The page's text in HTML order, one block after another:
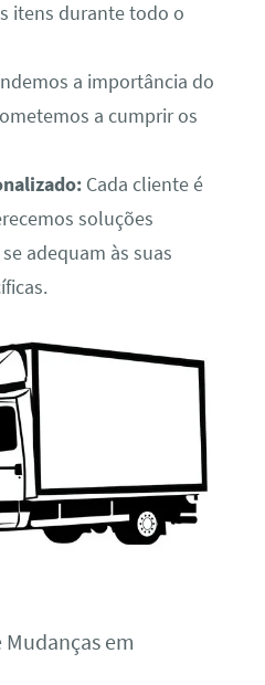
itens durante todo o
a importância do
a cumprir os
Cada cliente é
soluções
adequam às suas
Mudanças em